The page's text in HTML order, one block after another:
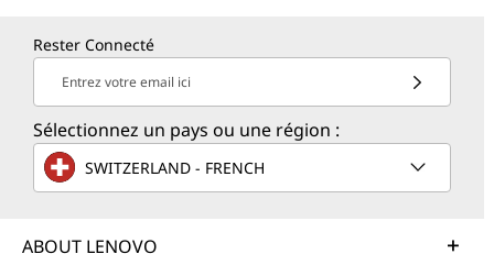
Rester Connecté
Entrez votre email ici
Sélectionnez un pays ou une région :
SWITZERLAND - FRENCH
ABOUT LENOVO